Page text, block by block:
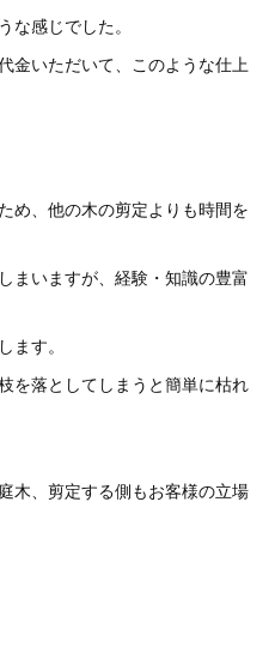
な感じでした。
金いただいて、このような仕上
め、他の木の剪定よりも時間を
まいますが、経験・知識の豊富
ます。
を落としてしまうと簡単に枯れ
木、剪定する側もお客様の立場